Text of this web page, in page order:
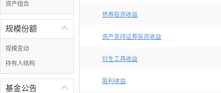
资产组合

规模份额
规模变动
持有人结构

基金公告
债券投资收益
资产支持证券投资收益
衍生工具收益
股利收益